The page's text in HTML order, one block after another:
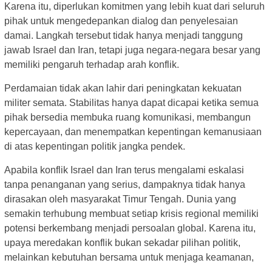
Karena itu, diperlukan komitmen yang lebih kuat dari seluruh
pihak untuk mengedepankan dialog dan penyelesaian
damai. Langkah tersebut tidak hanya menjadi tanggung
jawab Israel dan Iran, tetapi juga negara-negara besar yang
memiliki pengaruh terhadap arah konflik.
Perdamaian tidak akan lahir dari peningkatan kekuatan
militer semata. Stabilitas hanya dapat dicapai ketika semua
pihak bersedia membuka ruang komunikasi, membangun
kepercayaan, dan menempatkan kepentingan kemanusiaan
di atas kepentingan politik jangka pendek.
Apabila konflik Israel dan Iran terus mengalami eskalasi
tanpa penanganan yang serius, dampaknya tidak hanya
dirasakan oleh masyarakat Timur Tengah. Dunia yang
semakin terhubung membuat setiap krisis regional memiliki
potensi berkembang menjadi persoalan global. Karena itu,
upaya meredakan konflik bukan sekadar pilihan politik,
melainkan kebutuhan bersama untuk menjaga keamanan,